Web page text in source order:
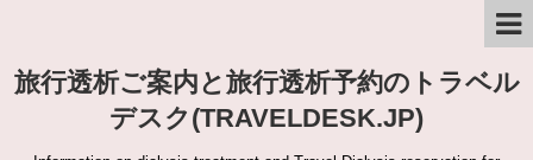
旅行透析ご案内と旅行透析予約のトラベル
デスク(TRAVELDESK.JP)